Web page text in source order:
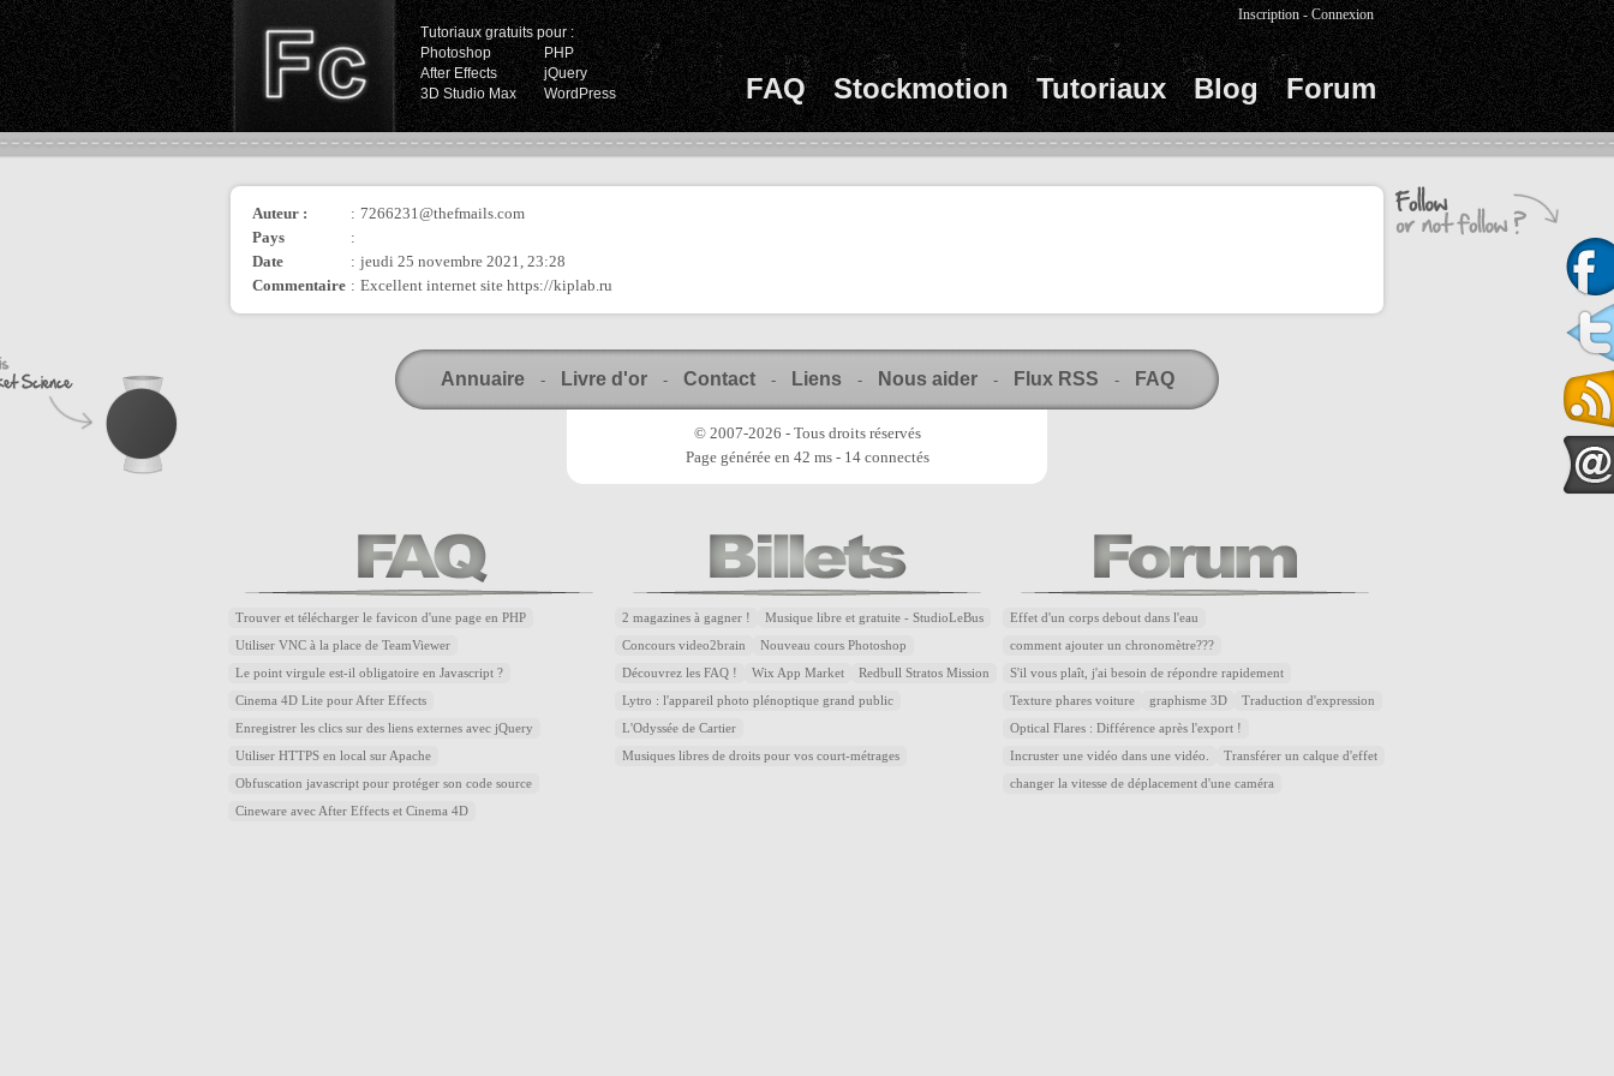
Tutoriaux gratuits pour :
Photoshop
PHP
After Effects
jQuery
3D Studio Max
WordPress FAQ Stockmotion Tutoriaux Blog Forum
Inscription -Connexion
Auteur : : 7266231@thefmails.com
Pays
:
Date
: jeudi 25 novembre 2021, 23:28
Commentaire : Excellent internet site https://kiplab.ru
Annuaire - Livre d'or - Contact - Liens - Nous aider - Flux RSS - FAQ
© 2007-2026 - Tous droits réservés
Page générée en 42 ms - 14 connectés
Trouver et télécharger le favicon d'une page en PHP
Utiliser VNC à la place de TeamViewer
Le point virgule est-il obligatoire en Javascript ?
Cinema 4D Lite pour After Effects
Enregistrer les clics sur des liens externes avec jQuery
Utiliser HTTPS en local sur Apache
Obfuscation javascript pour protéger son code source
Cineware avec After Effects et Cinema 4D
2 magazines à gagner ! Musique libre et gratuite - StudioLeBus
Concours video2brain Nouveau cours Photoshop
Découvrez les FAQ ! Wix App Market Redbull Stratos Mission
Lytro : l'appareil photo plénoptique grand public
L'Odyssée de Cartier
Musiques libres de droits pour vos court-métrages
Effet d'un corps debout dans l'eau
comment ajouter un chronomètre???
S'il vous plaît, j'ai besoin de répondre rapidement
Texture phares voiture graphisme 3D Traduction d'expression
Optical Flares : Différence après l'export !
Incruster une vidéo dans une vidéo. Transférer un calque d'effet
changer la vitesse de déplacement d'une caméra